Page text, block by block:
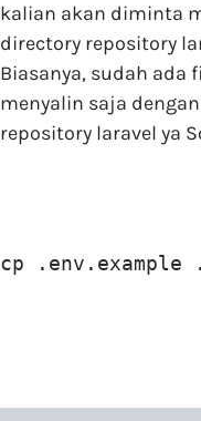
kalian akan diminta
directory repository
Biasanya, sudah ada
menyalin saja
repository laravel ya
cp .env.example